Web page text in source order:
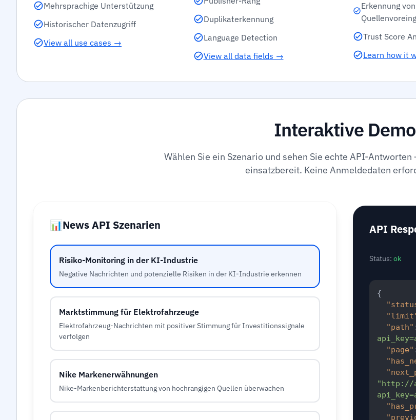
Mehrsprachige Unterstützung
Historischer Datenzugriff
View all use cases →
Duplikaterkennung
Language Detection
View all data fields →
Erkennung von
Trust Score
Learn how it
Interaktive Demo
Wählen Sie ein Szenario und sehen Sie echte API-
einsatzbereit. Keine Anmeldedaten
📊News API Szenarien
Risiko-Monitoring in der KI-Industrie
Negative Nachrichten und potenzielle Risiken in der KI-Industrie erkennen
Marktstimmung für Elektrofahrzeuge
Elektrofahrzeug-Nachrichten mit positiver Stimmung für Investitionssignale
verfolgen
Nike Markenerwähnungen
Nike-Markenberichterstattung von hochrangigen Quellen überwachen
API
Status: ok
{
"path"
"page"
"http://